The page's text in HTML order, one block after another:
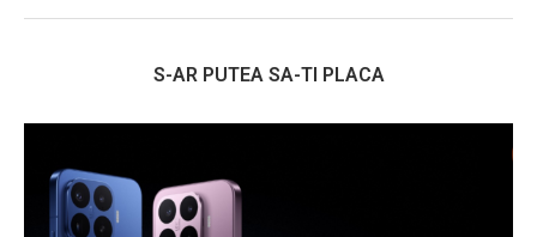
S-AR PUTEA SA-TI PLACA